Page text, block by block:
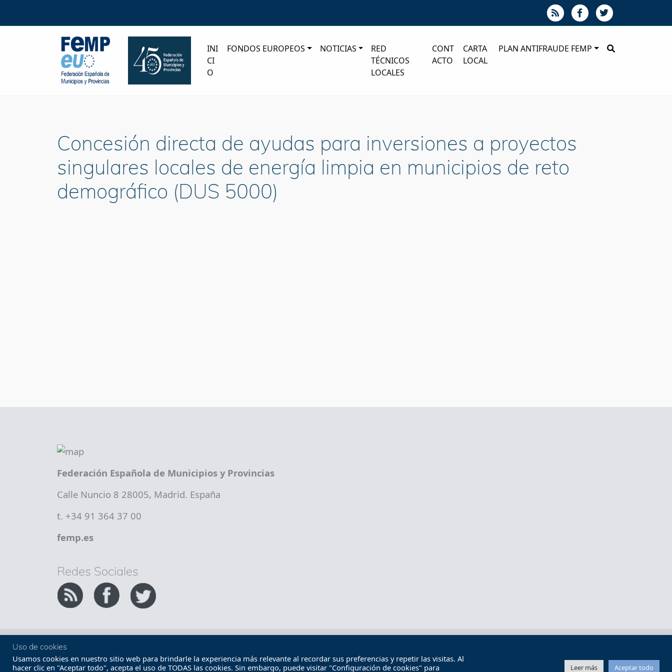
INI
CI
O
FONDOS EUROPEOS NOTICIAS
RED
TÉCNICOS
LOCALES
CONT
ACTO
CARTA
LOCAL
PLAN ANTIFRAUDE FEMP
Concesión directa de ayudas para inversiones a proyectos
singulares locales de energía limpia en municipios de reto
demográfico (DUS 5000)
Federación Española de Municipios y Provincias
Calle Nuncio 8 28005, Madrid. España
t. +34 91 364 37 00
femp.es
Redes Sociales
Contacto
Uso de cookies
Usamos cookies en nuestro sitio web para brindarle la experiencia más relevante al recordar sus preferencias y repetir las visitas. Al
hacer clic en "Aceptar todo", acepta el uso de TODAS las cookies. Sin embargo, puede visitar "Configuración de cookies" para
Leer más Aceptar todo